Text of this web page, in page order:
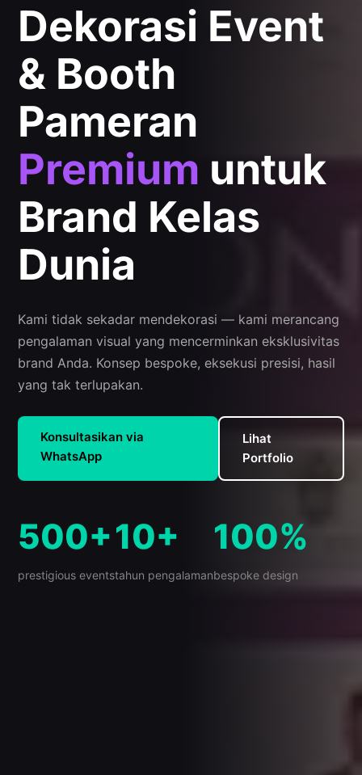
Dekorasi Event
& Booth
Pameran
Premium untuk
Brand Kelas
Dunia
Kami tidak sekadar mendekorasi — kami merancang
pengalaman visual yang mencerminkan eksklusivitas
brand Anda. Konsep bespoke, eksekusi presisi, hasil
yang tak terlupakan.
Konsultasikan via
WhatsApp
Lihat
Portfolio
500+
prestigious events
10+
tahun pengalaman
100%
bespoke design